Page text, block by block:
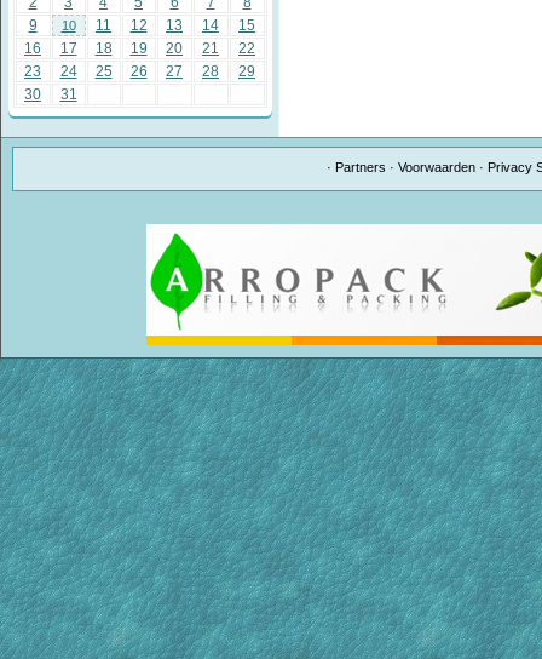
9
10 11 12 13 14
15
16
17 18 19 20 21
22
23
24 25 26 27 28
29
30
31
· Partners ·Voorwaarden · Privacy